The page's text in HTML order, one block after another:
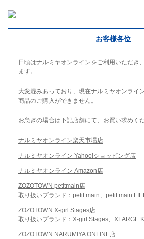
お客様各位
日頃はナルミヤオンラインをご利用いただき
ます。
大変混みあっており、現在ナルミヤオンライ
商品のご購入ができません。
お急ぎの場合は下記店舗にて、お買い求めくだ
ナルミヤオンライン楽天市場店
ナルミヤオンライン Yahoo!ショッピング店
ナルミヤオンライン Amazon店
ZOZOTOWN petitmain店
取り扱いブランド：petit main、petit main
ZOZOTOWN X-girl Stages店
取り扱いブランド：X-girl Stages、XLARGE
ZOZOTOWN NARUMIYA ONLINE店